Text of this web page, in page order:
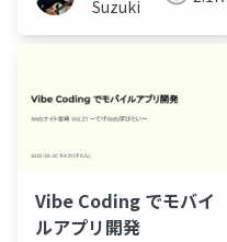
Suzuki
Vibe Coding でモバイ
ルアプリ開発